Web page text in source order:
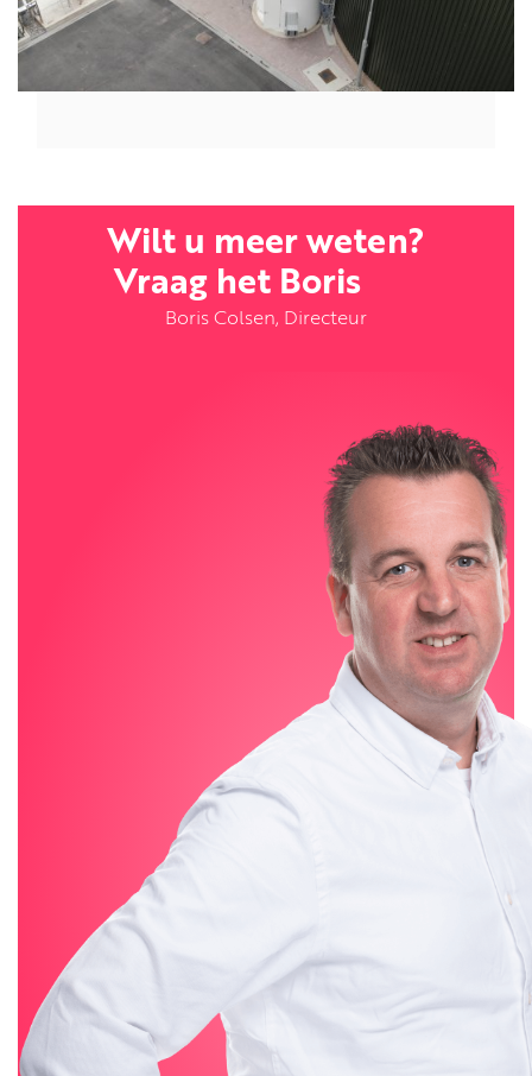
Wilt u meer weten?
Vraag het Boris
Boris Colsen, Directeur